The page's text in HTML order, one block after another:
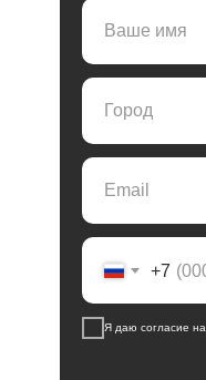
Ваше имя
Город
Email
+7
Я даю согласие на